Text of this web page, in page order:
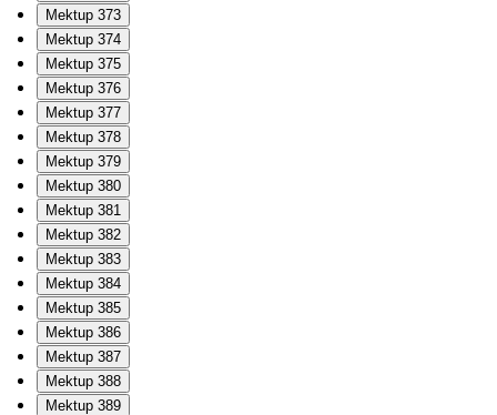
Mektup 373
Mektup 374
Mektup 375
Mektup 376
Mektup 377
Mektup 378
Mektup 379
Mektup 380
Mektup 381
Mektup 382
Mektup 383
Mektup 384
Mektup 385
Mektup 386
Mektup 387
Mektup 388
Mektup 389